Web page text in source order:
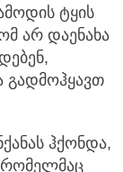
ტყის
არ დაენახა
გადმოჰყავთ
ჰქონდა,
რომელმაც